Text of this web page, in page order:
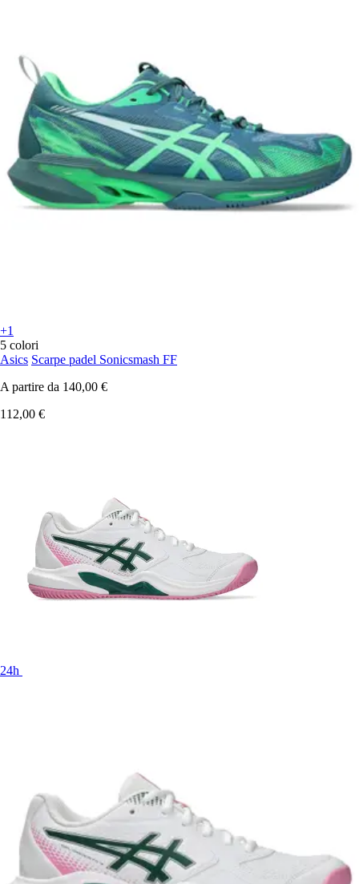
+1
5 colori
Asics Scarpe padel Sonicsmash FF
A partire da 140,00 €
112,00 €
24h